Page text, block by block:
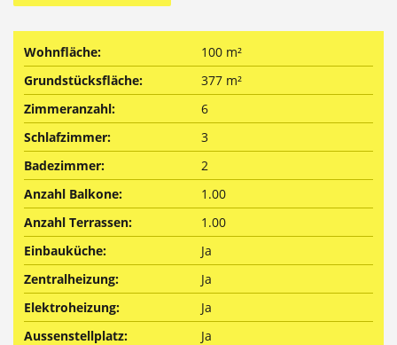
Wohnfläche:
100 m²
Grundstücksfläche:
377 m²
Zimmeranzahl:
6
Schlafzimmer:
3
Badezimmer:
2
Anzahl Balkone:
1.00
Anzahl Terrassen:
1.00
Einbauküche:
Ja
Zentralheizung:
Ja
Elektroheizung:
Ja
Aussenstellplatz:
Ja